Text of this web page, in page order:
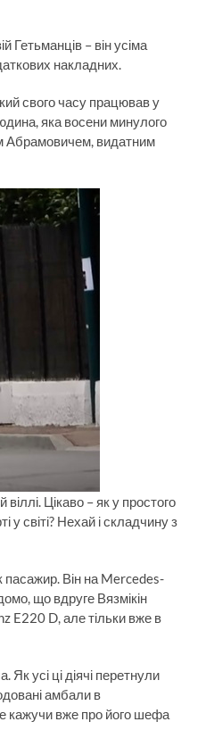
Гетьманців – він усіма
накладних.
свого часу працював у
яка восени минулого
Абрамовичем, видатним
Цікаво – як у простого
світі? Нехай і складчину з
пасажир. Він на Mercedes-
що вдруге Вязмікін
E220 D, але тільки вже в
усі ці діячі перетнули
амбали в
кажучи вже про його шефа